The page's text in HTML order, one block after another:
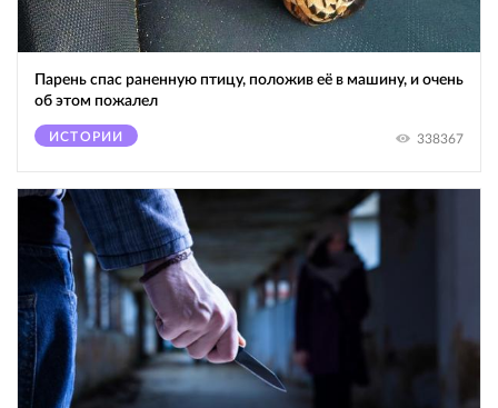
Парень спас раненную птицу, положив её в машину, и очень
об этом пожалел
ИСТОРИИ 338367